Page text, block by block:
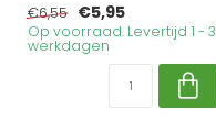
€6,55 €5,95
Op voorraad. Levertijd 1 - 3
werkdagen